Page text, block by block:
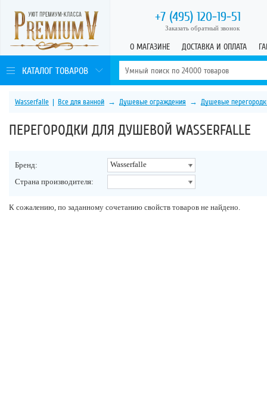
+7 (495) 120-19-51
Заказать обратный звонок
О МАГАЗИНЕ ДОСТАВКА И ОПЛАТА
КАТАЛОГ ТОВАРОВ
Wasserfalle | Все для ванной → Душевые ограждения → Душевые
ПЕРЕГОРОДКИ ДЛЯ ДУШЕВОЙ WASSERFALLE
Бренд:
Wasserfalle
Страна производителя:
К сожалению, по заданному сочетанию свойств товаров не найдено.